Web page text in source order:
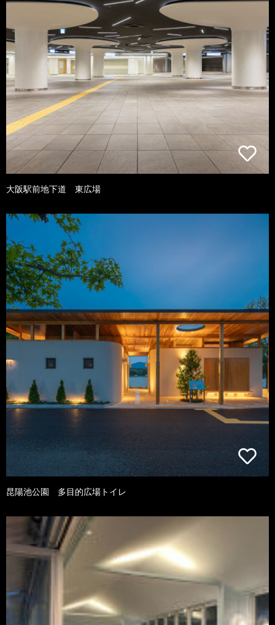
大阪駅前地下道 東広場
昆陽池公園 多目的広場トイレ